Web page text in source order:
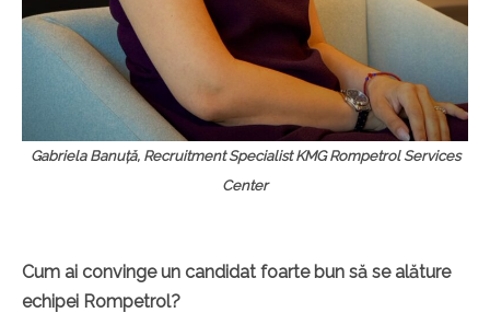
Gabriela Banuță, Recruitment Specialist KMG Rompetrol Services
Center
Cum ai convinge un candidat foarte bun să se alăture
echipei Rompetrol?